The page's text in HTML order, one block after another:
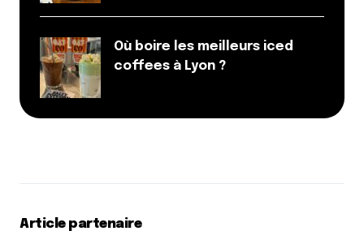
Où boire les meilleurs iced
coffees à Lyon ?
Article partenaire